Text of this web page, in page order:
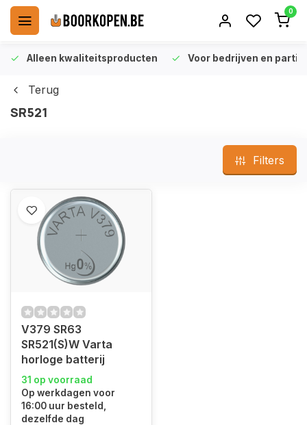
0
Alleen kwaliteitsproducten Voor bedrijven en
Terug
SR521
Filters
V379 SR63
SR521(S)W Varta
horloge batterij
31 op voorraad
Op werkdagen voor
16:00 uur besteld,
dezelfde dag